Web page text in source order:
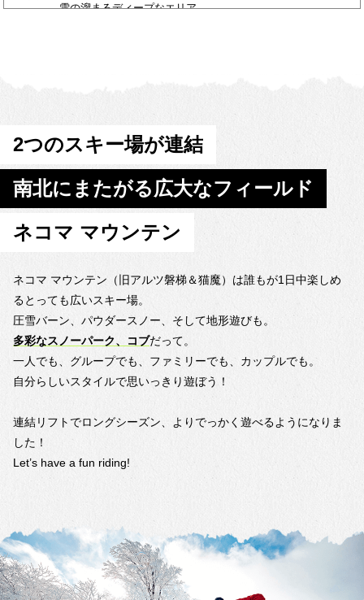
雪の溜まるディープなエリア。
初めてのリフト乗車におスス
初心者用リフト券で乗車可能。
スノーエスカレーター（北
ニャルツチェア（連結リフ
ト）
北エリアと南エリアを結ぶリフ
ト。
山頂付近で振り返れば猪苗代湖
と磐梯山一望。
2つのスキー場が連結
南北にまたがる広大なフィールド
ネコマ マウンテン
ネコマ マウンテン（旧アルツ磐梯＆猫魔）は誰もが1日中楽しめ
るとっても広いスキー場。
圧雪バーン、パウダースノー、そして地形遊びも。
多彩なスノーパーク、コブだって。
一人でも、グループでも、ファミリーでも、カップルでも。
自分らしいスタイルで思いっきり遊ぼう！
連結リフトでロングシーズン、よりでっかく遊べるようになりま
した！
Let’s have a fun riding!